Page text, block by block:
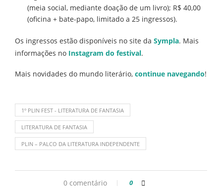
(meia social, mediante doação de um livro); R$ 40,00
(oficina + bate-papo, limitado a 25 ingressos).
Os ingressos estão disponíveis no site da Sympla. Mais
informações no Instagram do festival.
Mais novidades do mundo literário, continue navegando!
1º PLIN FEST - LITERATURA DE FANTASIA
LITERATURA DE FANTASIA
PLIN – PALCO DA LITERATURA INDEPENDENTE
0 comentário 0